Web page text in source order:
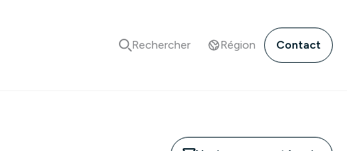
Rechercher Région Contact